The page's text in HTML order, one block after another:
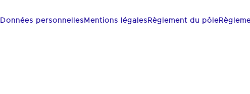
Données personnelles Mentions légales Règlement du pôle